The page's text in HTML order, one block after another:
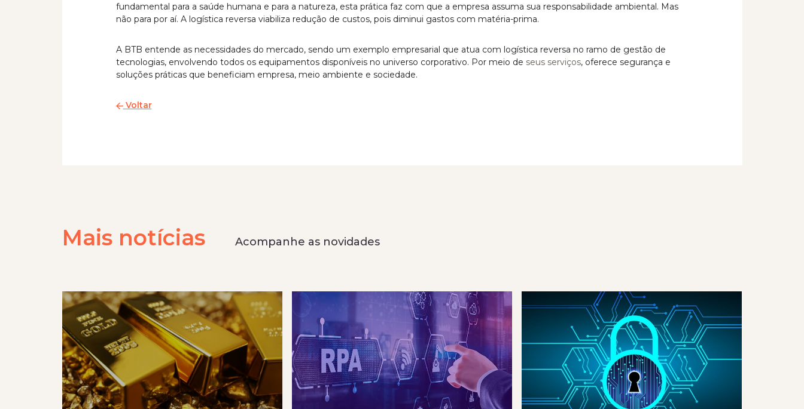
fundamental para a saúde humana e para a natureza, esta prática faz com que a empresa assuma sua responsabilidade ambiental. Mas
não para por aí. A logística reversa viabiliza redução de custos, pois diminui gastos com matéria-prima.
A BTB entende as necessidades do mercado, sendo um exemplo empresarial que atua com logística reversa no ramo de gestão de
tecnologias, envolvendo todos os equipamentos disponíveis no universo corporativo. Por meio de seus serviços, oferece segurança e
soluções práticas que beneficiam empresa, meio ambiente e sociedade.
Voltar
Mais notícias Acompanhe as novidades